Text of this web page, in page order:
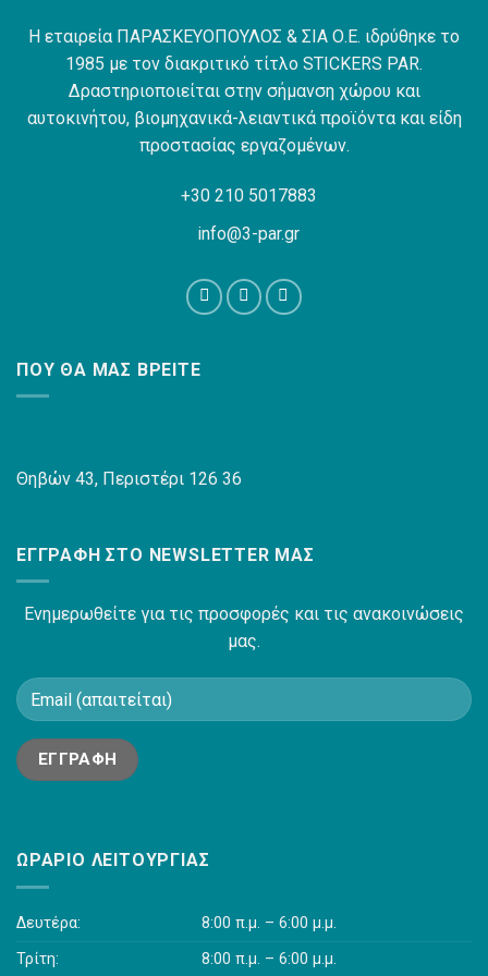
Η εταιρεία ΠΑΡΑΣΚΕΥΟΠΟΥΛΟΣ & ΣΙΑ Ο.Ε. ιδρύθηκε το
1985 με τον διακριτικό τίτλο STICKERS PAR.
Δραστηριοποιείται στην σήμανση χώρου και
αυτοκινήτου, βιομηχανικά-λειαντικά προϊόντα και είδη
προστασίας εργαζομένων.
+30 210 5017883
info@3-par.gr
ΠΟΥ ΘΑ ΜΑΣ ΒΡΕΊΤΕ
Θηβών 43, Περιστέρι 126 36
ΕΓΓΡΑΦΉ ΣΤΟ NEWSLETTER ΜΑΣ
Ενημερωθείτε για τις προσφορές και τις ανακοινώσεις
μας.
ΩΡΆΡΙΟ ΛΕΙΤΟΥΡΓΊΑΣ
Δευτέρα:
8:00 π.μ. – 6:00 μ.μ.
Τρίτη:
8:00 π.μ. – 6:00 μ.μ.